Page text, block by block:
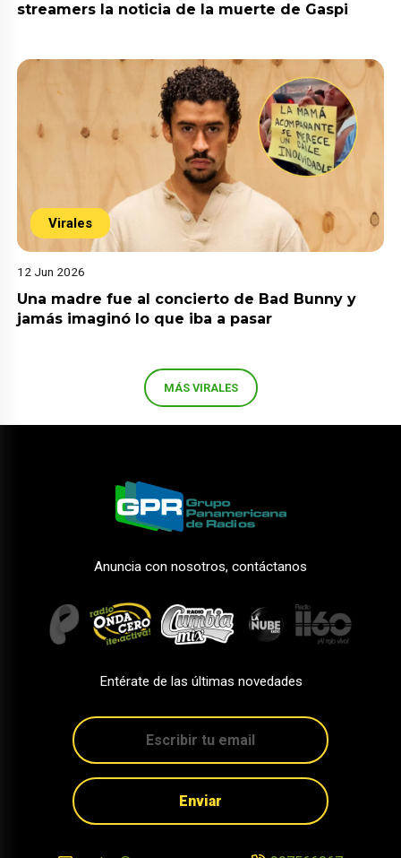
streamers la noticia de la muerte de Gaspi
Virales
12 Jun 2026
Una madre fue al concierto de Bad Bunny y
jamás imaginó lo que iba a pasar
MÁS VIRALES
Anuncia con nosotros, contáctanos
Entérate de las últimas novedades
Enviar